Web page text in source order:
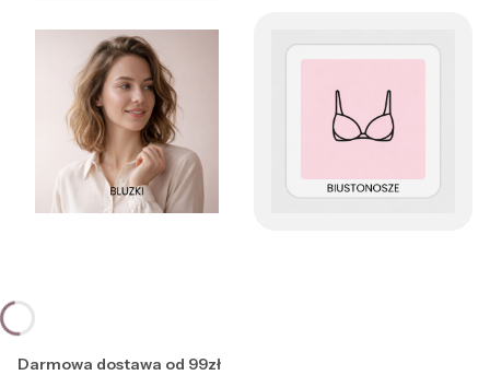
Darmowa dostawa od 99zł